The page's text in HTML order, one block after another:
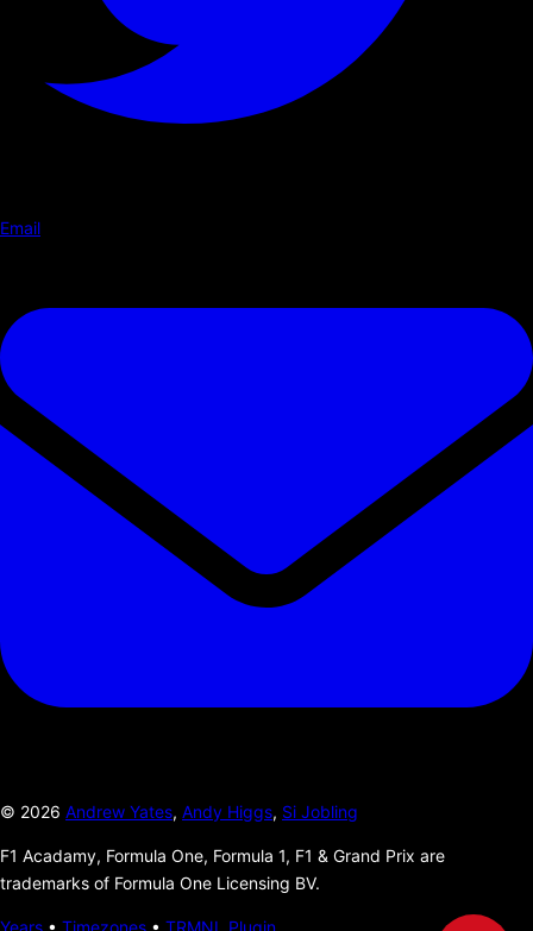
Email
© 2026 Andrew Yates, Andy Higgs, Si Jobling
F1 Acadamy, Formula One, Formula 1, F1 & Grand Prix are
trademarks of Formula One Licensing BV.
Years • Timezones • TRMNL Plugin